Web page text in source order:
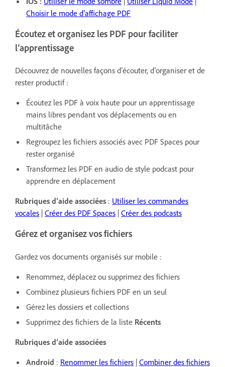
Choisir le mode d’affichage PDF
Écoutez et organisez les PDF pour faciliter
l’apprentissage
Découvrez de nouvelles façons d’écouter, d’organiser et de
rester productif :
Écoutez les PDF à voix haute pour un apprentissage
mains libres pendant vos déplacements ou en
multitâche
Regroupez les fichiers associés avec PDF Spaces pour
rester organisé
Transformez les PDF en audio de style podcast pour
apprendre en déplacement
Rubriques d’aide associées : Utiliser les commandes
vocales | Créer des PDF Spaces | Créer des podcasts
Gérez et organisez vos fichiers
Gardez vos documents organisés sur mobile :
Renommez, déplacez ou supprimez des fichiers
Combinez plusieurs fichiers PDF en un seul
Gérez les dossiers et collections
Supprimez des fichiers de la liste Récents
Rubriques d’aide associées
Android : Renommer les fichiers | Combiner des fichiers